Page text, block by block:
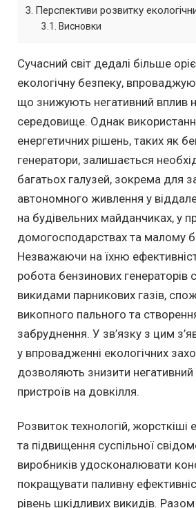
Перспективи розвитку
Висновки
Сучасний світ дедалі більше
екологічну безпеку,
що знижують негативний вплив
середовище. Однак
енергетичних рішень, таких як
генератори, залишається
багатьох галузей, зокрема для
автономного живлення у
на будівельних майданчиках, у
домогосподарствах та малому
Незважаючи на їхню
робота бензинових генераторів
викидами парникових газів,
викопного пального та
забруднення. У зв’язку з цим
у впровадженні екологічних
дозволяють знизити негативний
пристроїв на довкілля.
Розвиток технологій, жорсткіші
та підвищення суспільної
виробників удосконалювати
покращувати паливну
рівень шкідливих викидів.